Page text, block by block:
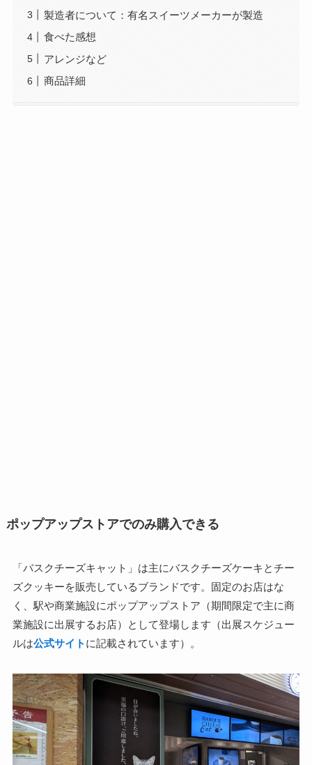
製造者について：有名スイーツメーカーが製造
食べた感想
アレンジなど
商品詳細
ポップアップストアでのみ購入できる
「バスクチーズキャット」は主にバスクチーズケーキとチー
ズクッキーを販売しているブランドです。固定のお店はな
く、駅や商業施設にポップアップストア（期間限定で主に商
業施設に出展するお店）として登場します（出展スケジュー
ルは公式サイト に記載されています）。